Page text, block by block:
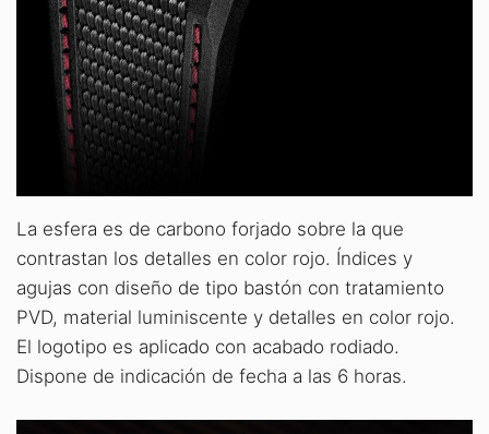
La esfera es de carbono forjado sobre la que
contrastan los detalles en color rojo. Índices y
agujas con diseño de tipo bastón con tratamiento
PVD, material luminiscente y detalles en color rojo.
El logotipo es aplicado con acabado rodiado.
Dispone de indicación de fecha a las 6 horas.